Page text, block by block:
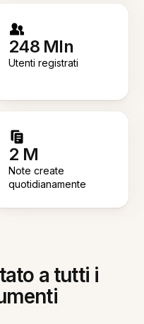
248 Mln
Utenti registrati
2 M
Note create
quotidianamente
a tutti i